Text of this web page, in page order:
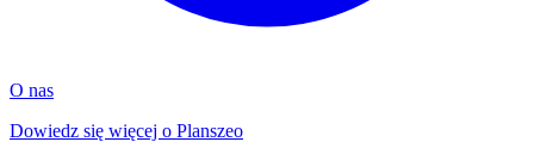
O nas
Dowiedz się więcej o Planszeo